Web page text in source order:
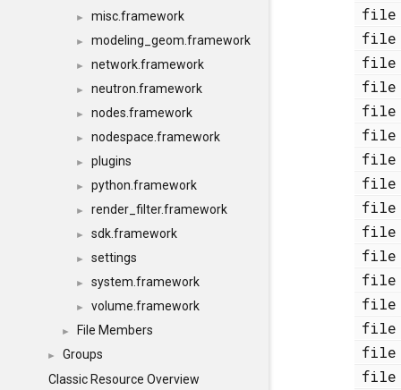
► misc.framework
► modeling_geom.framework
► network.framework
► neutron.framework
► nodes.framework
► nodespace.framework
► plugins
► python.framework
► render_filter.framework
► sdk.framework
► settings
► system.framework
► volume.framework
► File Members
►
Groups
Classic Resource Overview